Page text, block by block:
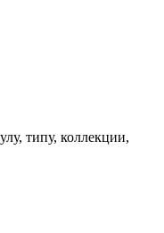
типу, коллекции,